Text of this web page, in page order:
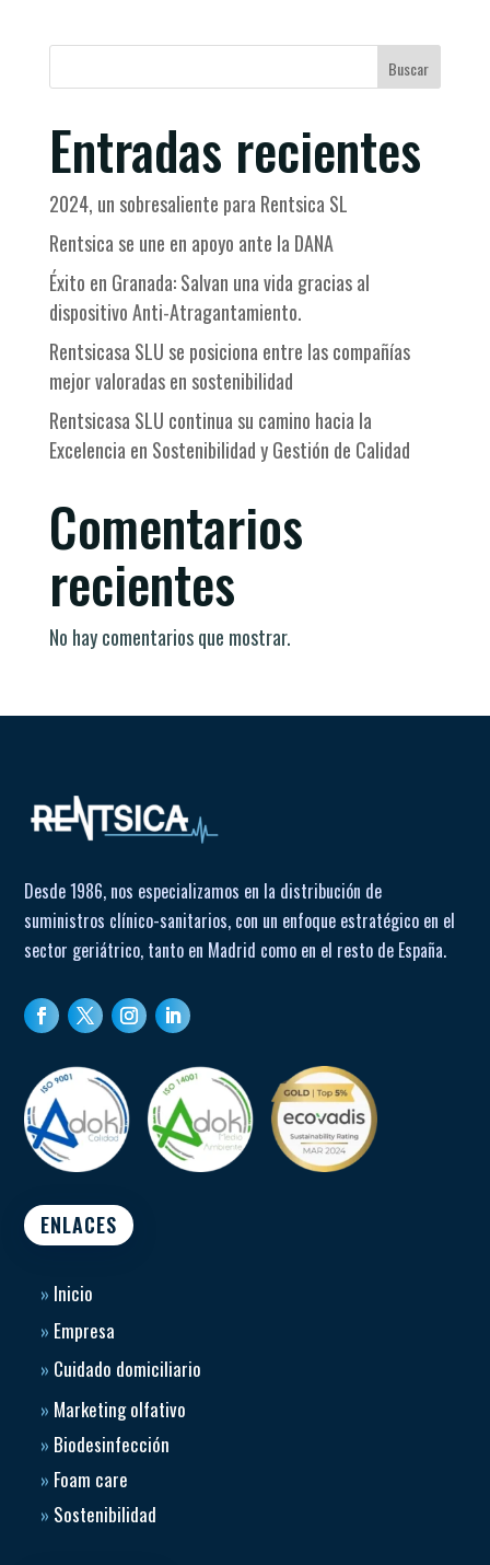
Buscar
Entradas recientes
2024, un sobresaliente para Rentsica SL
Rentsica se une en apoyo ante la DANA
Éxito en Granada: Salvan una vida gracias al
dispositivo Anti-Atragantamiento.
Rentsicasa SLU se posiciona entre las compañías
mejor valoradas en sostenibilidad
Rentsicasa SLU continua su camino hacia la
Excelencia en Sostenibilidad y Gestión de Calidad
Comentarios
recientes
No hay comentarios que mostrar.
Desde 1986, nos especializamos en la distribución de
suministros clínico-sanitarios, con un enfoque estratégico en el
sector geriátrico, tanto en Madrid como en el resto de España.
ENLACES
» Inicio
» Empresa
» Cuidado domiciliario
» Marketing olfativo
» Biodesinfección
» Foam care
» Sostenibilidad